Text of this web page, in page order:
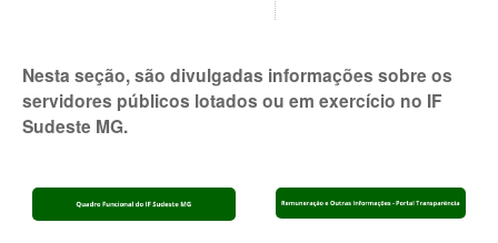
Nesta seção, são divulgadas informações sobre os
servidores públicos lotados ou em exercício no IF
Sudeste MG.